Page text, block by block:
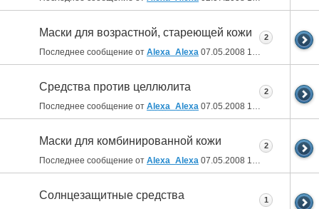
Маски для возрастной, стареющей кожи
Последнее сообщение от Alexa_Alexa 07.05.2008 16:29
2
Средства против целлюлита
Последнее сообщение от Alexa_Alexa 07.05.2008 16:28
2
Маски для комбинированной кожи
Последнее сообщение от Alexa_Alexa 07.05.2008 16:26
2
Солнцезащитные средства 1